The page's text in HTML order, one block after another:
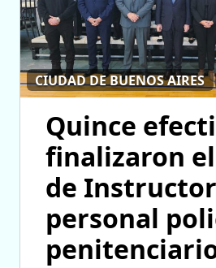
CIUDAD DE BUENOS AIRES
Quince
finalizaron
de
personal